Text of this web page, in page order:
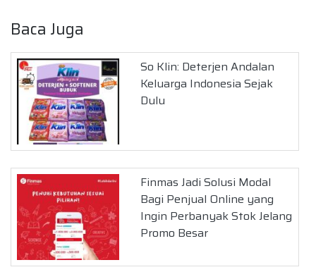
Baca Juga
So Klin: Deterjen Andalan
Keluarga Indonesia Sejak
Dulu
Finmas Jadi Solusi Modal
Bagi Penjual Online yang
Ingin Perbanyak Stok Jelang
Promo Besar